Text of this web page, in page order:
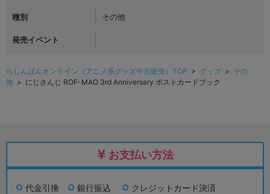
種別 その他
発売イベント
らしんばんオンライン（アニメ系グッズ中古販売）TOP > グッズ > その
他 > にじさんじ ROF-MAO 3rd Anniversary ポストカードブック
お支払い方法
代金引換 銀行振込 クレジットカード決済